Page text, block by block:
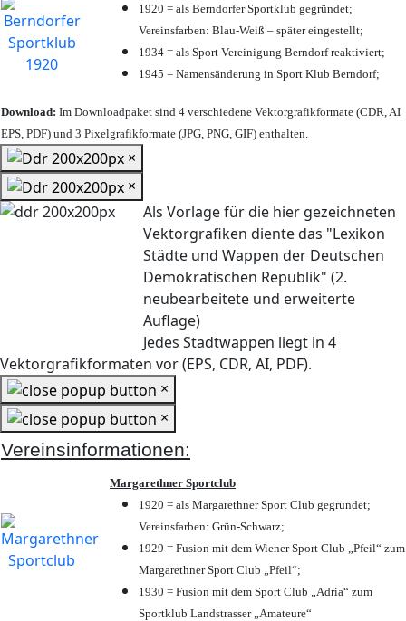
1920 = als Berndorfer Sportklub gegründet;
Vereinsfarben: Blau-Weiß – später eingestellt;
1934 = als Sport Vereinigung Berndorf reaktiviert;
1945 = Namensänderung in Sport Klub Berndorf;
Download: Im Downloadpaket sind 4 verschiedene Vektorgrafikformate (CDR, AI
EPS, PDF) und 3 Pixelgrafikformate (JPG, PNG, GIF) enthalten.
×
×
Als Vorlage für die hier gezeichneten
Vektorgrafiken diente das "Lexikon
Städte und Wappen der Deutschen
Demokratischen Republik" (2.
neubearbeitete und erweiterte
Auflage)
Jedes Stadtwappen liegt in 4
Vektorgrafikformaten vor (EPS, CDR, AI, PDF).
×
×
Vereinsinformationen:
Margarethner Sportclub
1920 = als Margarethner Sport Club gegründet;
Vereinsfarben: Grün-Schwarz;
1929 = Fusion mit dem Wiener Sport Club „Pfeil“ zum
Margarethner Sport Club „Pfeil“;
1930 = Fusion mit dem Sport Club „Adria“ zum
Sportklub Landstrasser „Amateure“